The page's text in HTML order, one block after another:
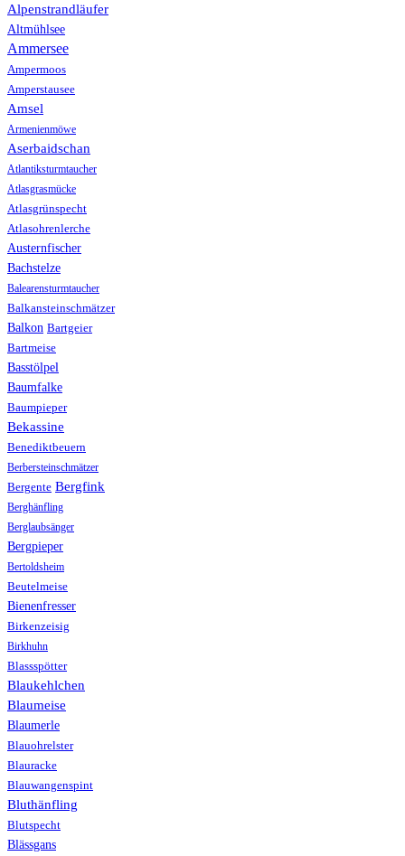
Alpenstrandläufer
Altmühlsee
Ammersee
Ampermoos
Amperstausee
Amsel
Armenienmöwe
Aserbaidschan
Atlantiksturmtaucher
Atlasgrasmücke
Atlasgrünspecht
Atlasohrenlerche
Austernfischer
Bachstelze
Balearensturmtaucher
Balkansteinschmätzer
Balkon Bartgeier
Bartmeise
Basstölpel
Baumfalke
Baumpieper
Bekassine
Benediktbeuern
Berbersteinschmätzer
Bergente Bergfink
Berghänfling
Berglaubsänger
Bergpieper
Bertoldsheim
Beutelmeise
Bienenfresser
Birkenzeisig
Birkhuhn
Blassspötter
Blaukehlchen
Blaumeise
Blaumerle
Blauohrelster
Blauracke
Blauwangenspint
Bluthänfling
Blutspecht
Blässgans